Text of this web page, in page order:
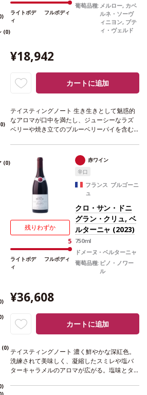
(0)
(0)
(0)
ライトボデ
ィ
フルボディ
葡萄品種: メルロー, カベ
ルネ・ソーヴ
ィニヨン, プテ
ィ・ヴェルド
¥18,942
カートに追加
テイスティングノート 生き生きとして魅惑的
なアロマが口中を満たし、ジューシーなラズ
ベリーや焼き立てのブルーベリーパイを含む
ショートリブなどと好相性葡萄品種メルロー
60%、カベルネ・ソーヴィニヨン 22%、プテ
ィ・ヴェルド 18%
*本ヴィンテージが在庫切
れの場合、在庫があり価格が同様の場合は自
動的に次のヴィンテージに変更されます、ご
了承ください。
残りわずか
5
ライトボデ
ィ
フルボディ
赤ワイン
辛口
フランス ブルゴーニ
ュ
クロ・サン・ドニ
グラン・クリュ, ベ
ルターニャ (2023)
750ml
ドメーヌ・ベルターニャ
葡萄品種: ピノ・ノワー
ル
¥36,608
カートに追加
テイスティングノート 濃く鮮やかな深紅色。
洗練されて美味しく、凝縮したスミレや塩バ
ターキャラメルのアロマが広がる。塩味とタ
持つ味わいは、素晴らしく生き生きとして、